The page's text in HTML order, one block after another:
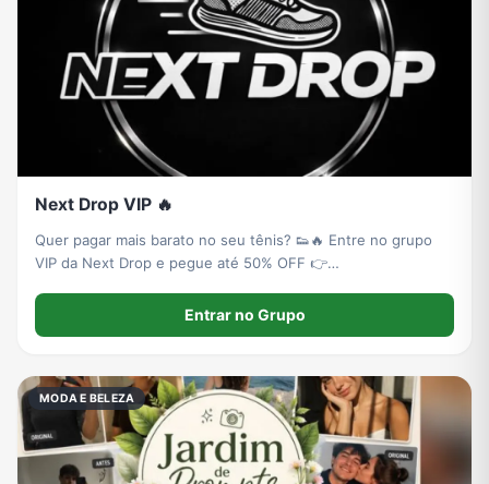
Next Drop VIP 🔥
Quer pagar mais barato no seu tênis? 👟🔥 Entre no grupo
VIP da Next Drop e pegue até 50% OFF 👉
Entrar no Grupo
MODA E BELEZA